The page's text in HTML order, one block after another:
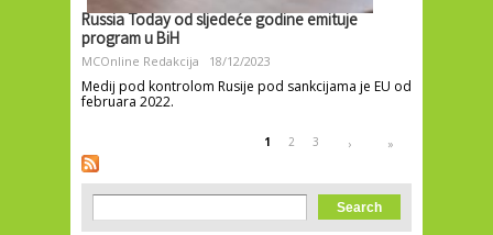
Russia Today od sljedeće godine emituje
program u BiH
MCOnline Redakcija 18/12/2023
Medij pod kontrolom Rusije pod sankcijama je EU od
februara 2022.
Pages 1 2 3 › »
Search form
Search